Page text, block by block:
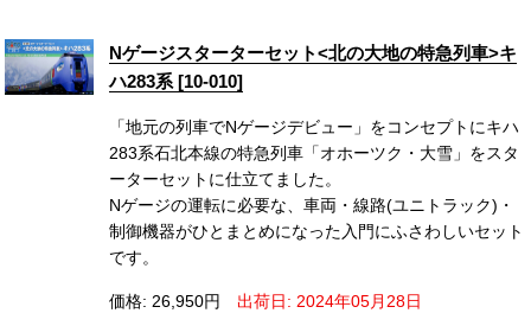
Nゲージスターターセット<北の大地の特急列車>キ
ハ283系 [10-010]
「地元の列車でNゲージデビュー」をコンセプトにキハ
283系石北本線の特急列車「オホーツク・大雪」をスタ
ーターセットに仕立てました。
Nゲージの運転に必要な、車両・線路(ユニトラック)・
制御機器がひとまとめになった入門にふさわしいセット
です。
価格: 26,950円 出荷日: 2024年05月28日